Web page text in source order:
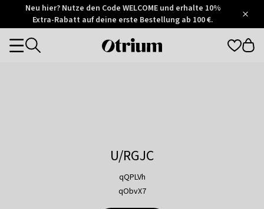
Otrium
Trustpilot
Neu hier? Nutze den Code WELCOME und erhalte 10%
Extra-Rabatt auf deine erste Bestellung ab 100 €.
Otrium
Categories
U/RGJC
qQPLVh
qObvX7